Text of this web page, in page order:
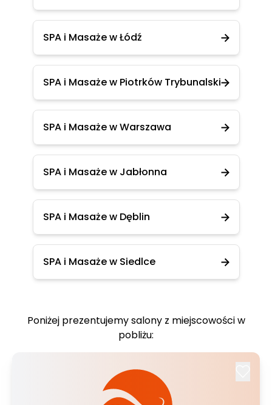
SPA i Masaże w Łódź
SPA i Masaże w Piotrków Trybunalski
SPA i Masaże w Warszawa
SPA i Masaże w Jabłonna
SPA i Masaże w Dęblin
SPA i Masaże w Siedlce
Poniżej prezentujemy salony z miejscowości w
pobliżu: